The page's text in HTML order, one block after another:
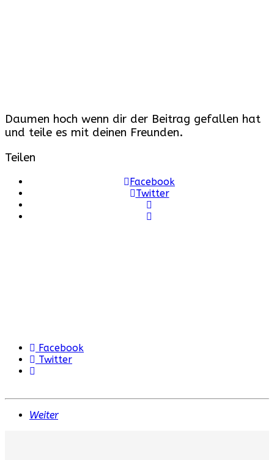
Daumen hoch wenn dir der Beitrag gefallen hat
und teile es mit deinen Freunden.
Teilen
Facebook
Twitter
Facebook
Twitter
Weiter